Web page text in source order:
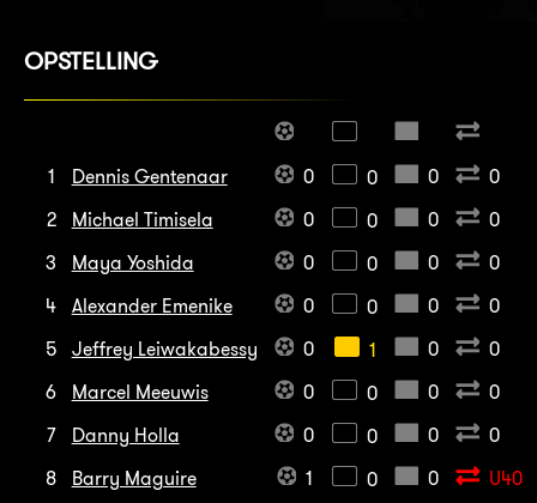
OPSTELLING
1 Dennis Gentenaar 0 0 0
0
2
Michael Timisela 0 0 0
0
3
Maya Yoshida 0 0 0
0
4
Alexander Emenike 0 0 0
0
5
Jeffrey Leiwakabessy 0 1 0
0
6
Marcel Meeuwis 0 0 0
0
7
Danny Holla 0 0 0
0
8
Barry Maguire 1 0 0
U40